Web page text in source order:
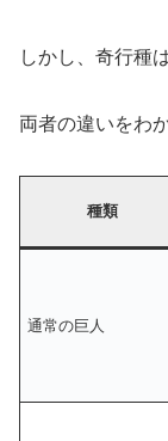
しかし、奇行種
両者の違いをわ
種類
通常の巨人